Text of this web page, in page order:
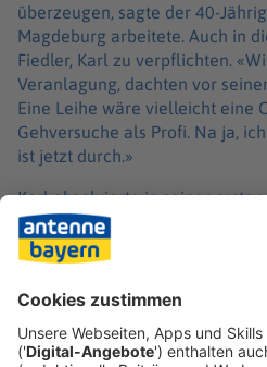
überzeugen, sagte der 40-
Magdeburg arbeitete. Auch in
Fiedler, Karl zu verpflichten.
Veranlagung, dachten vor
Eine Leihe wäre vielleicht eine
Gehversuche als Profi. Na ja,
ist jetzt durch.»
Karl absolvierte in seiner ersten
Pflichtspiele für die Bayern und
Auch Bundestrainer Julian
Jährigen aufmerksam und
Nationalmannschaft.